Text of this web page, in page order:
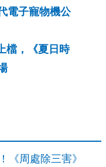
電子寵物機公
檔，《夏日時
《周處除三害》